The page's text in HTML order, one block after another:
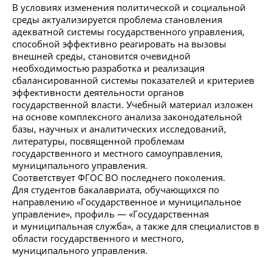
В условиях изменения политической и социальной
среды актуализируется проблема становления
адекватной системы государственного управления,
способной эффективно реагировать на вызовы
внешней среды, становится очевидной
необходимостью разработка и реализация
сбалансированной системы показателей и критериев
эффективности деятельности органов
государственной власти. Учебный материал изложен
на основе комплексного анализа законодательной
базы, научных и аналитических исследований,
литературы, посвященной проблемам
государственного и местного самоуправления,
муниципального управления.
Соответствует ФГОС ВО последнего поколения.
Для студентов бакалавриата, обучающихся по
направлению «Государственное и муниципальное
управление», профиль — «Государственная
и муниципальная служба», а также для специалистов в
области государственного и местного,
муниципального управления.